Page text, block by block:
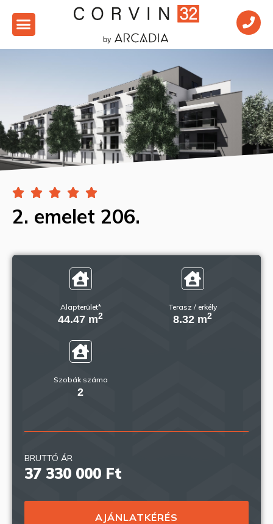
    
2. emelet 206.
Alapterület*
44.47 m2
Terasz / erkély
8.32 m2
Szobák száma
2
BRUTTÓ ÁR
37 330 000 Ft
AJÁNLATKÉRÉS